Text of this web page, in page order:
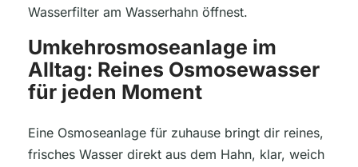
Wasserfilter am Wasserhahn öffnest.
Umkehrosmoseanlage im
Alltag: Reines Osmosewasser
für jeden Moment
Eine Osmoseanlage für zuhause bringt dir reines,
frisches Wasser direkt aus dem Hahn, klar, weich